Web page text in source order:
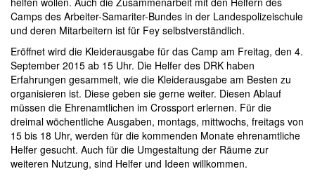
Camps des Arbeiter-Samariter-Bundes in der Landespolizeischule
und deren Mitarbeitern ist für Fey selbstverständlich.
Eröffnet wird die Kleiderausgabe für das Camp am Freitag, den 4.
September 2015 ab 15 Uhr. Die Helfer des DRK haben
Erfahrungen gesammelt, wie die Kleiderausgabe am Besten zu
organisieren ist. Diese geben sie gerne weiter. Diesen Ablauf
müssen die Ehrenamtlichen im Crossport erlernen. Für die
dreimal wöchentliche Ausgaben, montags, mittwochs, freitags von
15 bis 18 Uhr, werden für die kommenden Monate ehrenamtliche
Helfer gesucht. Auch für die Umgestaltung der Räume zur
weiteren Nutzung, sind Helfer und Ideen willkommen.